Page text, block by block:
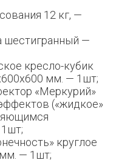
12 кг, —
шестигранный —
кресло-кубик
мм. — 1шт;
«Меркурий»
(«жидкое»
круглое
— 1шт;